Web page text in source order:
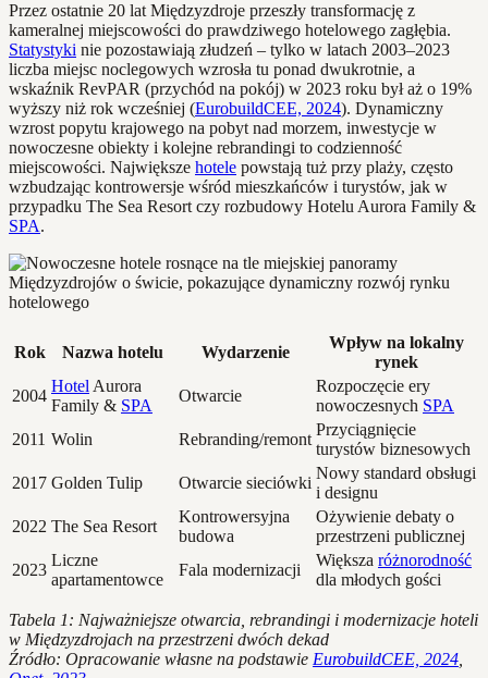
Przez ostatnie 20 lat Międzyzdroje przeszły transformację z
kameralnej miejscowości do prawdziwego hotelowego zagłębia.
Statystyki nie pozostawiają złudzeń – tylko w latach 2003–2023
liczba miejsc noclegowych wzrosła tu ponad dwukrotnie, a
wskaźnik RevPAR (przychód na pokój) w 2023 roku był aż o 19%
wyższy niż rok wcześniej (EurobuildCEE, 2024). Dynamiczny
wzrost popytu krajowego na pobyt nad morzem, inwestycje w
nowoczesne obiekty i kolejne rebrandingi to codzienność
miejscowości. Największe hotele powstają tuż przy plaży, często
wzbudzając kontrowersje wśród mieszkańców i turystów, jak w
przypadku The Sea Resort czy rozbudowy Hotelu Aurora Family &
SPA.
Rok Nazwa hotelu Wydarzenie
Wpływ na lokalny
rynek
2004
Hotel Aurora
Family & SPA
Otwarcie
Rozpoczęcie ery
nowoczesnych SPA
2011 Wolin Rebranding/remont
Przyciągnięcie
turystów biznesowych
2017 Golden Tulip Otwarcie sieciówki
Nowy standard obsługi
i designu
2022 The Sea Resort
Kontrowersyjna
budowa
Ożywienie debaty o
przestrzeni publicznej
2023
Liczne
apartamentowce
Fala modernizacji
Większa różnorodność
dla młodych gości
Tabela 1: Najważniejsze otwarcia, rebrandingi i modernizacje hoteli
w Międzyzdrojach na przestrzeni dwóch dekad
Źródło: Opracowanie własne na podstawie EurobuildCEE, 2024